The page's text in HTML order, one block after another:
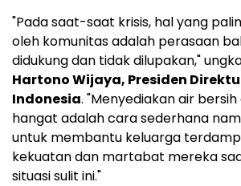
"Pada saat-saat krisis, hal yang
oleh komunitas adalah perasaan
didukung dan tidak dilupakan,"
Hartono Wijaya, Presiden Direktur
Indonesia. "Menyediakan air
hangat adalah cara sederhana
untuk membantu keluarga
kekuatan dan martabat mereka
situasi sulit ini."